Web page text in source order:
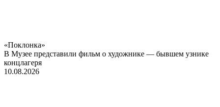
«Поклонка»
В Музее представили фильм о художнике — бывшем узнике
концлагеря
10.08.2026